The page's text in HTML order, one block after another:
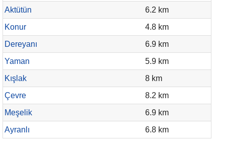
Aktütün
6.2 km
Konur
4.8 km
Dereyanı
6.9 km
Yaman
5.9 km
Kışlak
8 km
Çevre
8.2 km
Meşelik
6.9 km
Ayranlı
6.8 km